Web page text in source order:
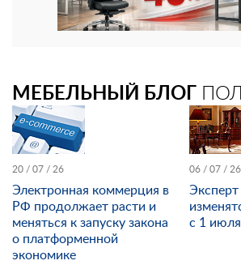
МЕБЕЛЬНЫЙ БЛОГ
20 / 07 / 26
Электронная коммерция в
РФ продолжает расти и
меняться к запуску закона
о платформенной
экономике
06 / 07 / 26
с 1 июля